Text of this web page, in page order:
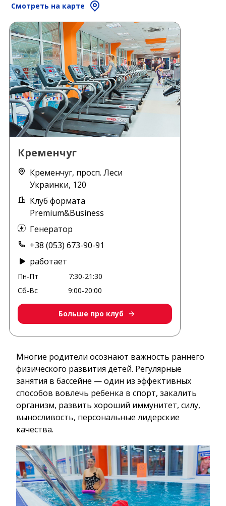
Смотреть на карте
Кременчуг
Кременчуг, просп. Леси
Украинки, 120
Клуб формата
Premium&Business
Генератор
+38 (053) 673-90-91
работает
Пн-Пт
7:30-21:30
Сб-Вс
9:00-20:00
Больше про клуб
Многие родители осознают важность раннего
физического развития детей. Регулярные
занятия в бассейне — один из эффективных
способов вовлечь ребенка в спорт, закалить
организм, развить хороший иммунитет, силу,
выносливость, персональные лидерские
качества.